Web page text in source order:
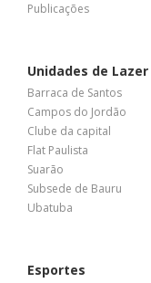
Publicações
Unidades de Lazer
Barraca de Santos
Campos do Jordão
Clube da capital
Flat Paulista
Suarão
Subsede de Bauru
Ubatuba
Esportes